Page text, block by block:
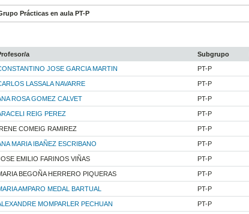
Prácticas en aula PT-P
a Subgrupo
JOSE GARCIA MARTIN
PT-P
LASSALA NAVARRE PT-P
ROSA GOMEZ CALVET PT-P
REIG PEREZ PT-P
COMEIG RAMIREZ PT-P
MARIA IBAÑEZ ESCRIBANO PT-P
EMILIO FARINOS VIÑAS PT-P
BEGOÑA HERRERO PIQUERAS PT-P
AMPARO MEDAL BARTUAL PT-P
MOMPARLER PECHUAN PT-P